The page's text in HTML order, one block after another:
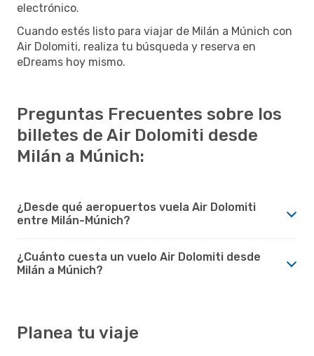
electrónico.
Cuando estés listo para viajar de Milán a Múnich con
Air Dolomiti, realiza tu búsqueda y reserva en
eDreams hoy mismo.
Preguntas Frecuentes sobre los
billetes de Air Dolomiti desde
Milán a Múnich:
¿Desde qué aeropuertos vuela Air Dolomiti
entre Milán-Múnich?
¿Cuánto cuesta un vuelo Air Dolomiti desde
Milán a Múnich?
Planea tu viaje